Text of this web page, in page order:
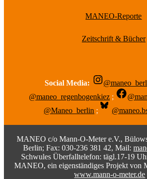
MANEO-Reporte
Zeitschrift & Bücher
Social Media:
@maneo_regenbogenkiez ;
@Maneo_berlin ;
MANEO c/o Mann-O-Meter e.V.,
Berlin; Fax: 030-236 381 42, Mail:
Schwules Überfalltelefon: tägl.17-19
MANEO, ein eigenständiges Projekt von
www.mann-o-meter.de